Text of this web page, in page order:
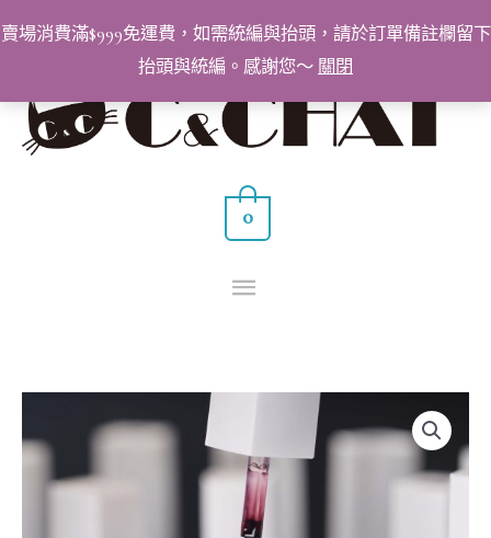
賣場消費滿$999免運費，如需統編與抬頭，請於訂單備註欄留下
抬頭與統編。感謝您～ 關閉
至
要
選
0
價
格
美